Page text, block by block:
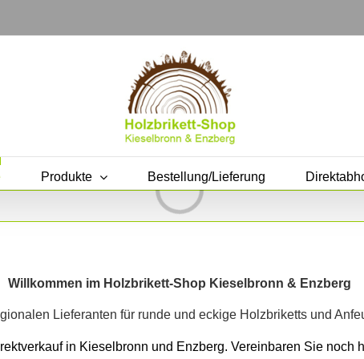
Produkte Bestellung/Lieferung
Laden...
Willkommen im Holzbrikett-Shop Kieselbronn & Enzberg
Lieferanten für runde und eckige Holzbriketts und
in Kieselbronn und Enzberg. Vereinbaren Sie noch